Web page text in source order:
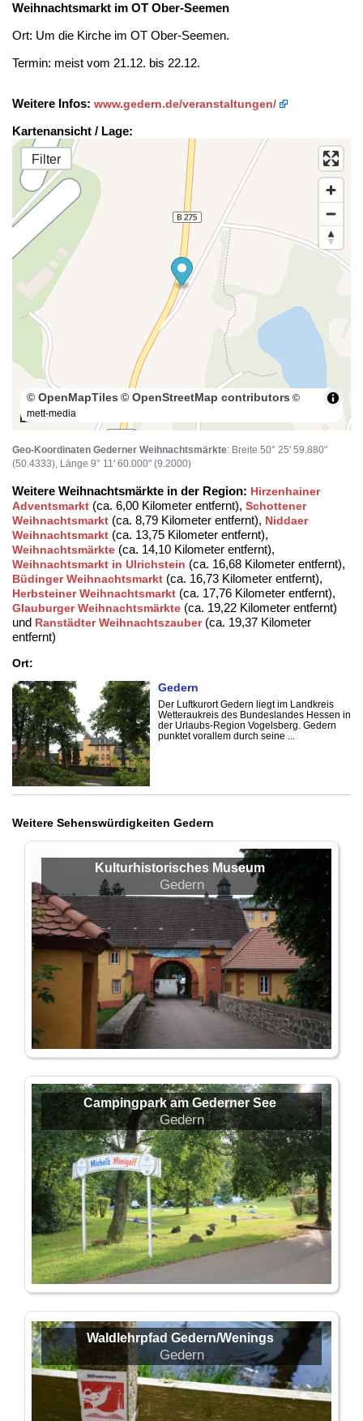
Weihnachtsmarkt im OT Ober-Seemen
Ort: Um die Kirche im OT Ober-Seemen.
Termin: meist vom 21.12. bis 22.12.
Weitere Infos: www.gedern.de/veranstaltungen/
Kartenansicht / Lage:
Filter
100 m
© OpenMapTiles © OpenStreetMap contributors ©
mett-media
Geo-Koordinaten Gederner Weihnachtsmärkte: Breite 50° 25' 59.880"
(50.4333), Länge 9° 11' 60.000" (9.2000)
Weitere Weihnachtsmärkte in der Region: Hirzenhainer
Adventsmarkt (ca. 6,00 Kilometer entfernt), Schottener
Weihnachtsmarkt (ca. 8,79 Kilometer entfernt), Niddaer
Weihnachtsmarkt (ca. 13,75 Kilometer entfernt),
Weihnachtsmärkte (ca. 14,10 Kilometer entfernt),
Weihnachtsmarkt in Ulrichstein (ca. 16,68 Kilometer entfernt),
Büdinger Weihnachtsmarkt (ca. 16,73 Kilometer entfernt),
Herbsteiner Weihnachtsmarkt (ca. 17,76 Kilometer entfernt),
Glauburger Weihnachtsmärkte (ca. 19,22 Kilometer entfernt)
und Ranstädter Weihnachtszauber(ca. 19,37 Kilometer
entfernt)
Ort:
Gedern
Der Luftkurort Gedern liegt im Landkreis
Wetteraukreis des Bundeslandes Hessen in
der Urlaubs-Region Vogelsberg. Gedern
punktet vorallem durch seine ...
Weitere Sehenswürdigkeiten Gedern
Kulturhistorisches Museum
Gedern
Campingpark am Gederner See
Gedern
Waldlehrpfad Gedern/Wenings
Gedern